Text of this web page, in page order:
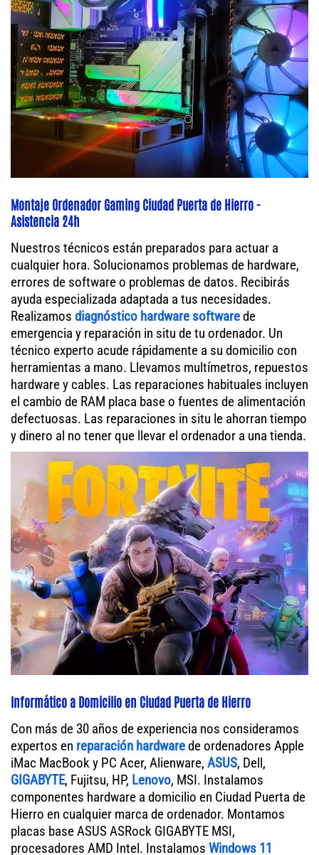
Montaje Ordenador Gaming Ciudad Puerta de Hierro -
Asistencia 24h
Nuestros técnicos están preparados para actuar a
cualquier hora. Solucionamos problemas de hardware,
errores de software o problemas de datos. Recibirás
ayuda especializada adaptada a tus necesidades.
Realizamos diagnóstico hardware softwarede
emergencia y reparación in situ de tu ordenador. Un
técnico experto acude rápidamente a su domicilio con
herramientas a mano. Llevamos multímetros, repuestos
hardware y cables. Las reparaciones habituales incluyen
el cambio de RAM placa base o fuentes de alimentación
defectuosas. Las reparaciones in situ le ahorran tiempo
y dinero al no tener que llevar el ordenador a una tienda.
Informático a Domicilio en Ciudad Puerta de Hierro
Con más de 30 años de experiencia nos consideramos
expertos en reparación hardwarede ordenadores Apple
iMac MacBook y PC Acer, Alienware, ASUS, Dell,
GIGABYTE, Fujitsu, HP, Lenovo, MSI. Instalamos
componentes hardware a domicilio en Ciudad Puerta de
Hierro en cualquier marca de ordenador. Montamos
placas base ASUS ASRock GIGABYTE MSI,
procesadores AMD Intel. Instalamos Windows 11